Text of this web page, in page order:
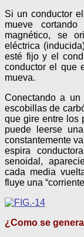
Si un conductor
mueve
magnético, se
eléctrica
esté fijo y el
conductor el que
mueva.
Conectando a un
escobillas de
que gire entre los
puede leerse
constantemente
espira
senoidal,
cada media
fluye una
¿Como se